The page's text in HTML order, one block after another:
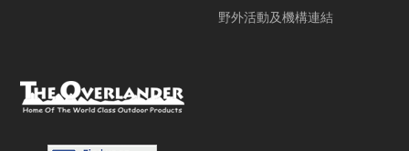
野外活動及機構連結